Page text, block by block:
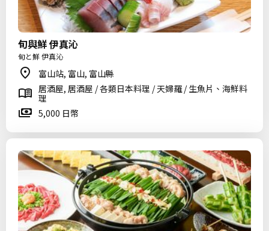
旬與鮮 伊真沁
旬と鮮 伊真沁
富山站, 富山, 富山縣
居酒屋, 居酒屋 / 各類日本料理 / 天婦羅 / 生魚片、海鮮料
理
5,000 日幣